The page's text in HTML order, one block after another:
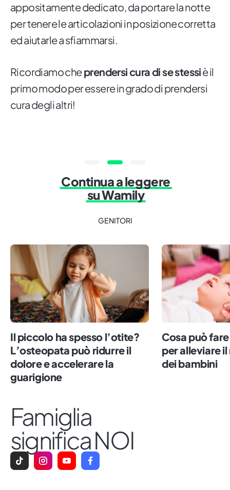
appositamente dedicato, da portare la notte
per tenere le articolazioni in posizione corretta
ed aiutarle a sfiammarsi.
Ricordiamo cheprendersi cura di se stessiè il
primo modo per essere in grado di prendersi
cura degli altri!
Continua a leggere
su Wamily
GENITORI
Il piccolo ha spesso l’otite?
L’osteopata può ridurre il
dolore e accelerare la
guarigione
Cosa può
per alleviare
dei bambini
Famiglia
significa NOI